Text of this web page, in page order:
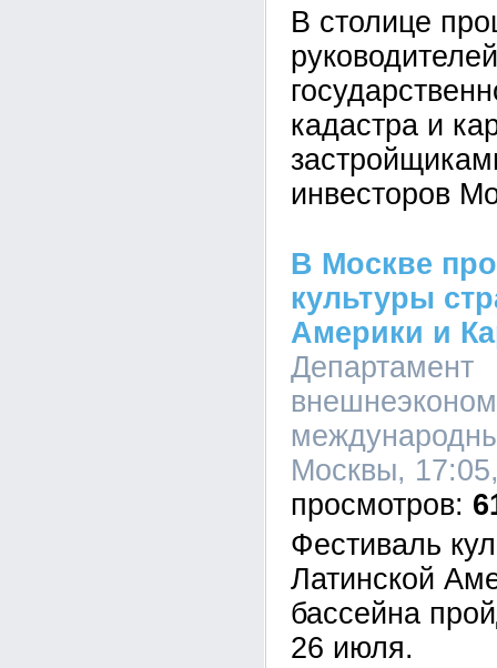
В столице
кадастра и
инвесторов
В Москве
культуры
Америки и
Департамент
Москвы,
Фестиваль
Латинской
бассейна
26 июля.